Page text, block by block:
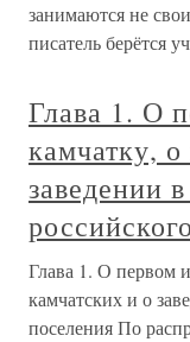
занимаются не
писатель берётся
Глава 1. О
камчатку,
заведении
Глава 1. О первом
камчатских и о
поселения По